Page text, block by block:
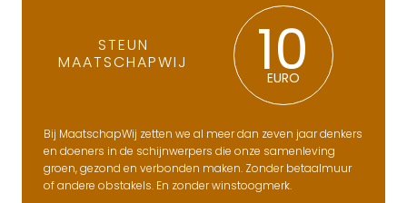
STEUN
MAATSCHAPWIJ
10
EURO
Bij MaatschapWij zetten we al meer dan zeven jaar denkers
en doeners in de schijnwerpers die onze samenleving
groen, gezond en verbonden maken. Zonder betaalmuur
of andere obstakels. En zonder winstoogmerk.